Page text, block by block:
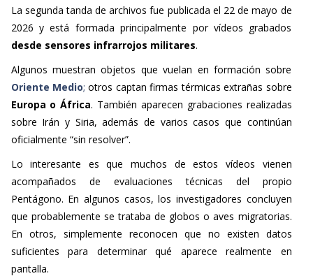
La segunda tanda de archivos fue publicada el 22 de mayo de
2026 y está formada principalmente por vídeos grabados
desde sensores infrarrojos militares.
Algunos muestran objetos que vuelan en formación sobre
Oriente Medio; otros captan firmas térmicas extrañas sobre
Europa o África. También aparecen grabaciones realizadas
sobre Irán y Siria, además de varios casos que continúan
oficialmente “sin resolver”.
Lo interesante es que muchos de estos vídeos vienen
acompañados de evaluaciones técnicas del propio
Pentágono. En algunos casos, los investigadores concluyen
que probablemente se trataba de globos o aves migratorias.
En otros, simplemente reconocen que no existen datos
suficientes para determinar qué aparece realmente en
pantalla.